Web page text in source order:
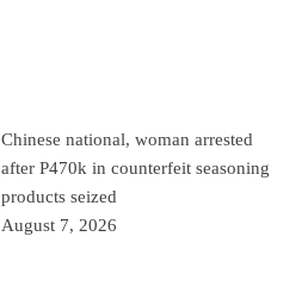
Chinese national, woman arrested
after P470k in counterfeit seasoning
products seized
August 7, 2026